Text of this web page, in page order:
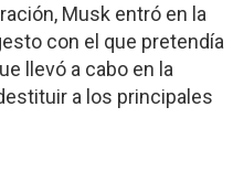
Musk entró en la
con el que pretendía
llevó a cabo en la
a los principales